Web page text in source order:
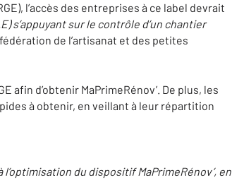
l’accès des entreprises à ce label devrait
s’appuyant sur le contrôle d’un chantier
de l’artisanat et des petites
afin d’obtenir MaPrimeRénov’. De plus, les
à obtenir, en veillant à leur répartition
du dispositif MaPrimeRénov’, en